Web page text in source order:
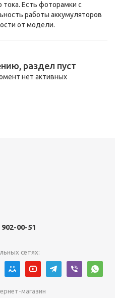
Есть фоторамки с
работы аккумуляторов
от модели.
раздел пуст
нет активных
902-00-51
сетях:
магазин